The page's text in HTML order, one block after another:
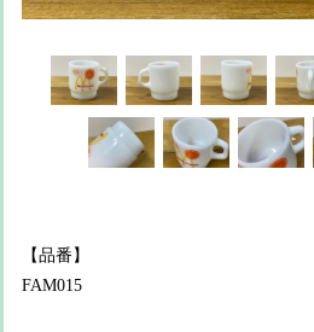
【品番】
FAM015